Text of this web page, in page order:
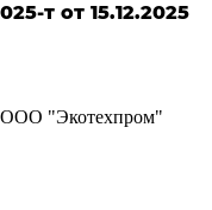
т от 15.12.2025
"Экотехпром"